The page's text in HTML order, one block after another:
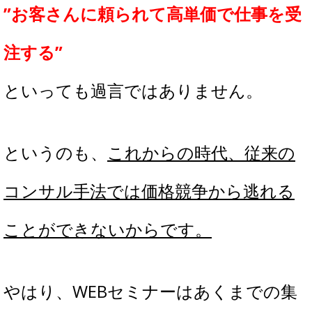
”お客さんに頼られて高単価で仕事を受
注する”
といっても過言ではありません。
というのも、 これからの時代、従来の
コンサル手法では価格競争から逃れる
ことができないからです。
やはり、WEBセミナーはあくまでの集